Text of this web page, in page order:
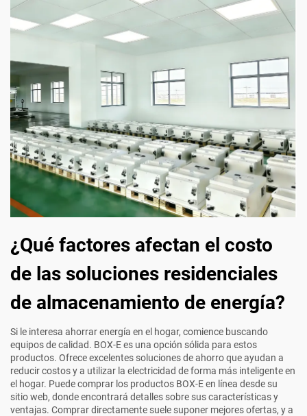
¿Qué factores afectan el costo
de las soluciones residenciales
de almacenamiento de energía?
Si le interesa ahorrar energía en el hogar, comience buscando
equipos de calidad. BOX-E es una opción sólida para estos
productos. Ofrece excelentes soluciones de ahorro que ayudan a
reducir costos y a utilizar la electricidad de forma más inteligente en
el hogar. Puede comprar los productos BOX-E en línea desde su
sitio web, donde encontrará detalles sobre sus características y
ventajas. Comprar directamente suele suponer mejores ofertas, y a